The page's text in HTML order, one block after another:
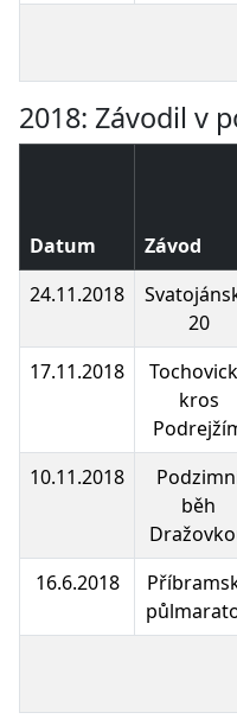
2018: Závodil v
Datum Závod
24.11.2018
20
17.11.2018
kros
10.11.2018
běh
16.6.2018